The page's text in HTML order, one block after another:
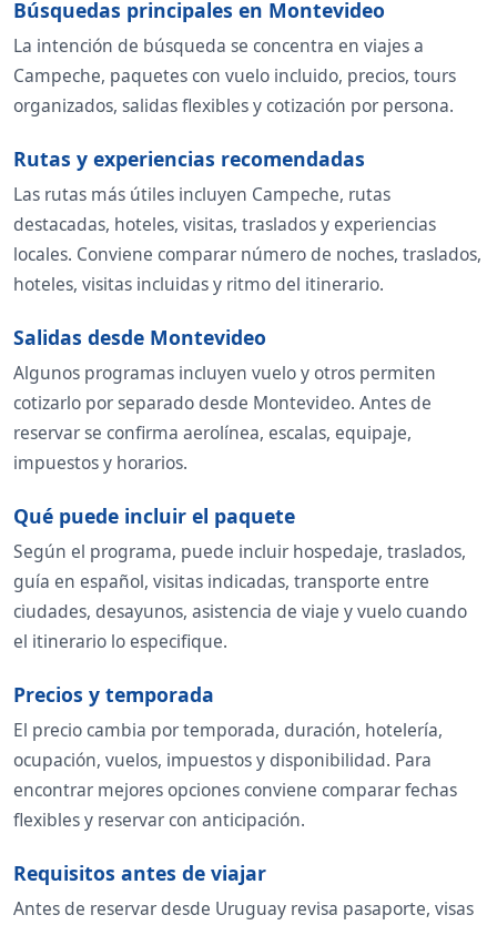
Búsquedas principales en Montevideo
La intención de búsqueda se concentra en viajes a
Campeche, paquetes con vuelo incluido, precios, tours
organizados, salidas flexibles y cotización por persona.
Rutas y experiencias recomendadas
Las rutas más útiles incluyen Campeche, rutas
destacadas, hoteles, visitas, traslados y experiencias
locales. Conviene comparar número de noches, traslados,
hoteles, visitas incluidas y ritmo del itinerario.
Salidas desde Montevideo
Algunos programas incluyen vuelo y otros permiten
cotizarlo por separado desde Montevideo. Antes de
reservar se confirma aerolínea, escalas, equipaje,
impuestos y horarios.
Qué puede incluir el paquete
Según el programa, puede incluir hospedaje, traslados,
guía en español, visitas indicadas, transporte entre
ciudades, desayunos, asistencia de viaje y vuelo cuando
el itinerario lo especifique.
Precios y temporada
El precio cambia por temporada, duración, hotelería,
ocupación, vuelos, impuestos y disponibilidad. Para
encontrar mejores opciones conviene comparar fechas
flexibles y reservar con anticipación.
Requisitos antes de viajar
Antes de reservar desde Uruguay revisa pasaporte, visas